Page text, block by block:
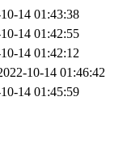
14 01:43:38
14 01:42:55
14 01:42:12
10-14 01:46:42
14 01:45:59